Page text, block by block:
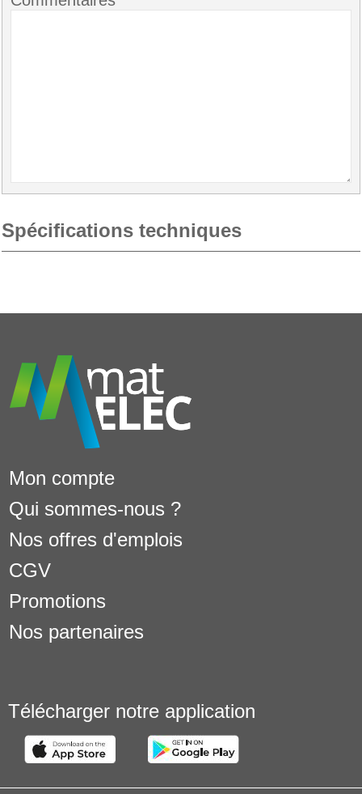
Spécifications techniques
Mon compte
Qui sommes-nous ?
Nos offres d'emplois
CGV
Promotions
Nos partenaires
Télécharger notre application